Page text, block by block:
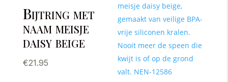
Bijtring met
naam meisje
daisy beige
€21.95